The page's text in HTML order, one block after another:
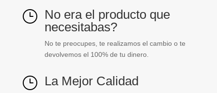
} No era el producto que
necesitabas?
No te preocupes, te realizamos el cambio o te
devolvemos el 100% de tu dinero.
} La Mejor Calidad